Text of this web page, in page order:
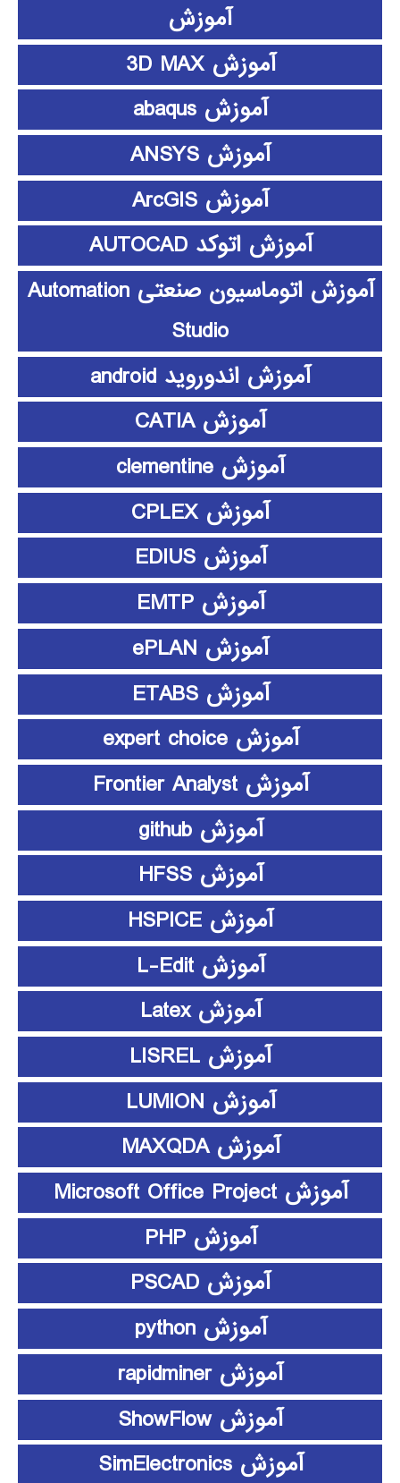
آموزش
آموزش 3D MAX
آموزش abaqus
آموزش ANSYS
آموزش ArcGIS
آموزش اتوکد AUTOCAD
آموزش اتوماسیون صنعتی Automation
Studio
آموزش اندوروید android
آموزش CATIA
آموزش clementine
آموزش CPLEX
آموزش EDIUS
آموزش EMTP
آموزش ePLAN
آموزش ETABS
آموزش expert choice
آموزش Frontier Analyst
آموزش github
آموزش HFSS
آموزش HSPICE
آموزش L-Edit
آموزش Latex
آموزش LISREL
آموزش LUMION
آموزش MAXQDA
آموزش Microsoft Office Project
آموزش PHP
آموزش PSCAD
آموزش python
آموزش rapidminer
آموزش ShowFlow
آموزش SimElectronics